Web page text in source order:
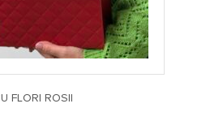
FLORI ROSII